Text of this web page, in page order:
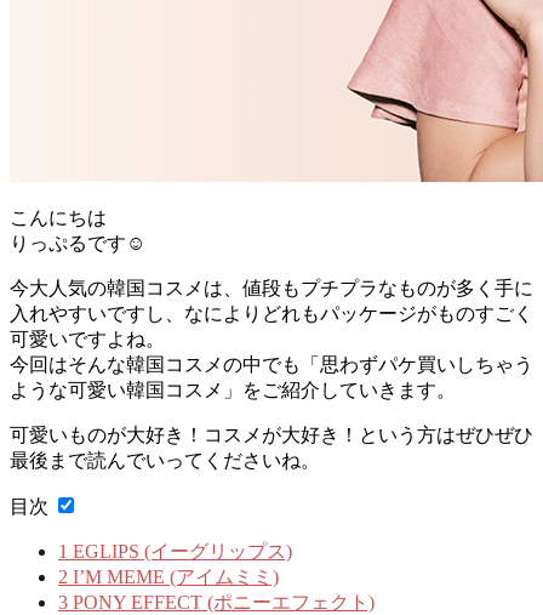
こんにちは
りっぷるです☺︎
今大人気の韓国コスメは、値段もプチプラなものが多く手に
入れやすいですし、なによりどれもパッケージがものすごく
可愛いですよね。
今回はそんな韓国コスメの中でも「思わずパケ買いしちゃう
ような可愛い韓国コスメ」をご紹介していきます。
可愛いものが大好き！コスメが大好き！という方はぜひぜひ
最後まで読んでいってくださいね。
目次
1 EGLIPS (イーグリップス)
2 I’M MEME (アイムミミ)
3 PONY EFFECT (ポニーエフェクト)